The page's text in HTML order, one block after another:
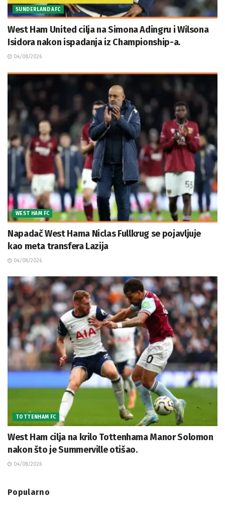
SUNDERLAND AFC
West Ham United cilja na Simona Adingru i Wilsona
Isidora nakon ispadanja iz Championship-a.
04/08/2026
WEST HAM FC
Napadač West Hama Niclas Fullkrug se pojavljuje
kao meta transfera Lazija
04/08/2026
TOTTENHAM FC
West Ham cilja na krilo Tottenhama Manor Solomon
nakon što je Summerville otišao.
04/08/2026
Popularno